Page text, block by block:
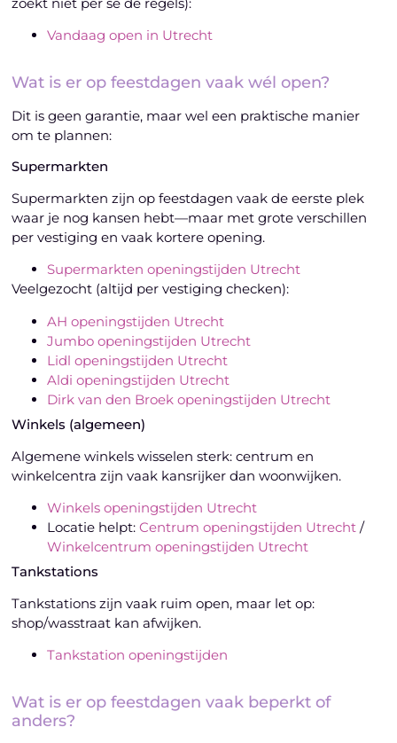
Vandaag open in Utrecht
Wat is er op feestdagen vaak wél open?
Dit is geen garantie, maar wel een praktische manier
om te plannen:
Supermarkten
Supermarkten zijn op feestdagen vaak de eerste plek
waar je nog kansen hebt—maar met grote verschillen
per vestiging en vaak kortere opening.
Supermarkten openingstijden Utrecht
Veelgezocht (altijd per vestiging checken):
AH openingstijden Utrecht
Jumbo openingstijden Utrecht
Lidl openingstijden Utrecht
Aldi openingstijden Utrecht
Dirk van den Broek openingstijden Utrecht
Winkels (algemeen)
Algemene winkels wisselen sterk: centrum en
winkelcentra zijn vaak kansrijker dan woonwijken.
Winkels openingstijden Utrecht
Locatie helpt:Centrum openingstijden Utrecht /
Winkelcentrum openingstijden Utrecht
Tankstations
Tankstations zijn vaak ruim open, maar let op:
shop/wasstraat kan afwijken.
Tankstation openingstijden
Wat is er op feestdagen vaak beperkt of
anders?